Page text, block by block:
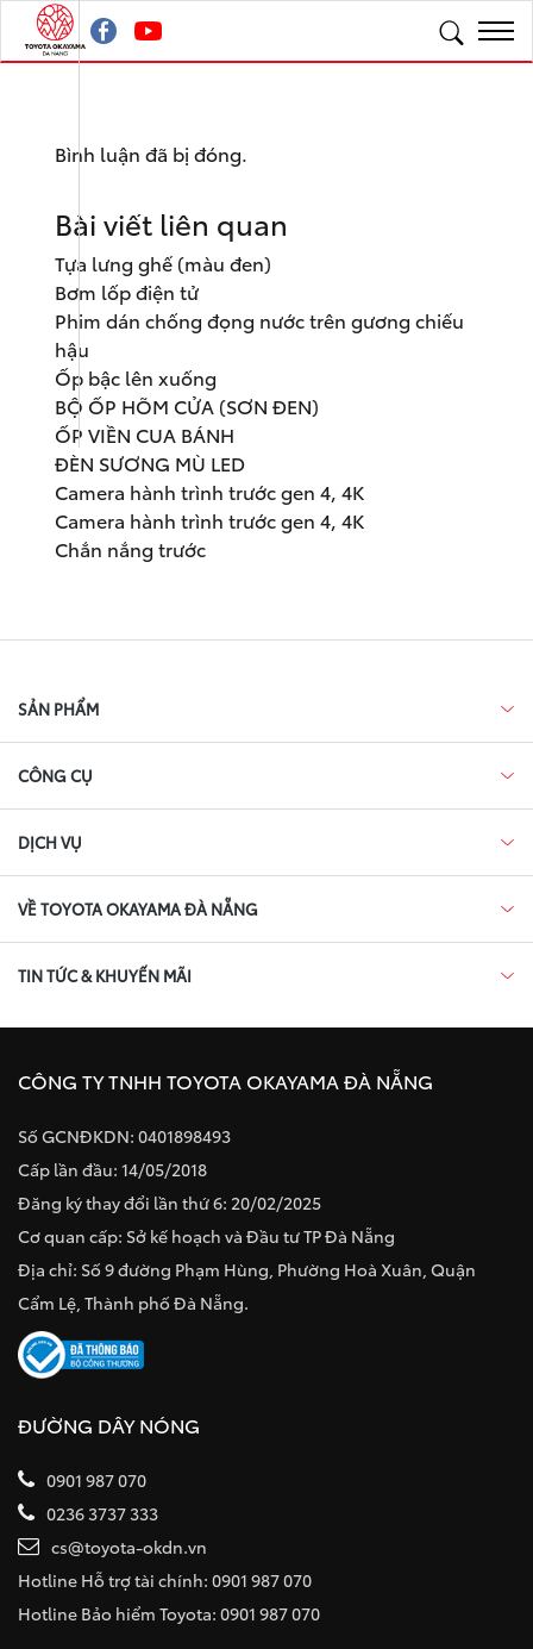
Bình luận đã bị đóng.
Bài viết liên quan
Tựa lưng ghế (màu đen)
Bơm lốp điện tử
Phim dán chống đọng nước trên gương chiếu
hậu
Ốp bậc lên xuống
BỘ ỐP HÕM CỬA (SƠN ĐEN)
ỐP VIỀN CUA BÁNH
ĐÈN SƯƠNG MÙ LED
Camera hành trình trước gen 4, 4K
Camera hành trình trước gen 4, 4K
Chắn nắng trước
SẢN PHẨM
CÔNG CỤ
DỊCH VỤ
VỀ TOYOTA OKAYAMA ĐÀ NẴNG
TIN TỨC & KHUYẾN MÃI
CÔNG TY TNHH TOYOTA OKAYAMA ĐÀ NẴNG
Số GCNĐKDN: 0401898493
Cấp lần đầu: 14/05/2018
Đăng ký thay đổi lần thứ 6: 20/02/2025
Cơ quan cấp: Sở kế hoạch và Đầu tư TP Đà Nẵng
Địa chỉ: Số 9 đường Phạm Hùng, Phường Hoà Xuân, Quận
Cẩm Lệ, Thành phố Đà Nẵng.
ĐƯỜNG DÂY NÓNG
0901 987 070
0236 3737 333
cs@toyota-okdn.vn
Hotline Hỗ trợ tài chính: 0901 987 070
Hotline Bảo hiểm Toyota: 0901 987 070